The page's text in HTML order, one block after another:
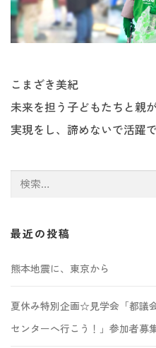
こまざき美紀
未来を担う子どもたちと親
実現をし、諦めないで活躍
検
最近の投稿
熊本地震に、東京から
夏休み特別企画☆見学会「都議
センターへ行こう！」参加者募